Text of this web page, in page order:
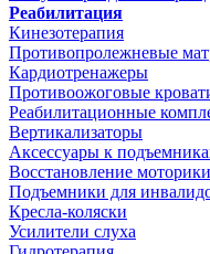
Реабилитация
Кинезотерапия
Противопролежневые
Кардиотренажеры
Противоожоговые
Реабилитационные
Вертикализаторы
Аксессуары к
Восстановление
Подъемники для
Кресла-коляски
Усилители слуха